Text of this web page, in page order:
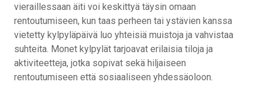
vieraillessaan äiti voi keskittyä täysin omaan
rentoutumiseen, kun taas perheen tai ystävien kanssa
vietetty kylpyläpäivä luo yhteisiä muistoja ja vahvistaa
suhteita. Monet kylpylät tarjoavat erilaisia tiloja ja
aktiviteetteja, jotka sopivat sekä hiljaiseen
rentoutumiseen että sosiaaliseen yhdessäoloon.